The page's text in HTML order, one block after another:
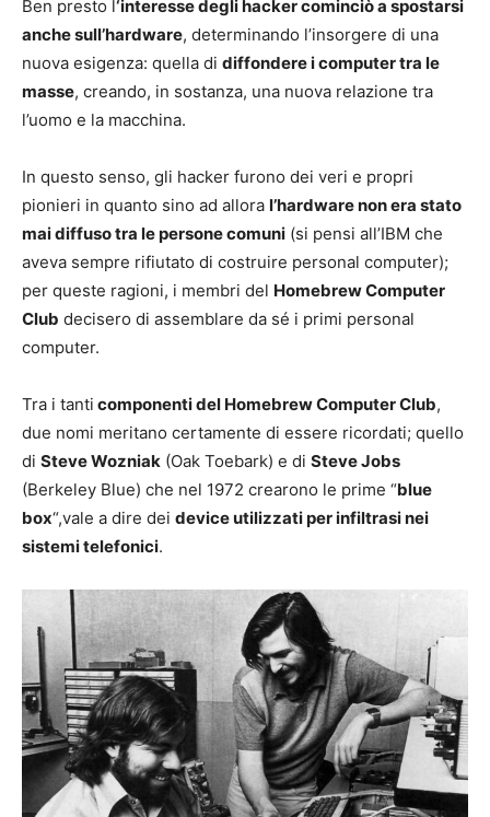
Ben presto l‘interesse degli hacker cominciò a spostarsi
anche sull’hardware, determinando l’insorgere di una
nuova esigenza: quella di diffondere i computer tra le
masse, creando, in sostanza, una nuova relazione tra
l’uomo e la macchina.
In questo senso, gli hacker furono dei veri e propri
pionieri in quanto sino ad allora l’hardware non era stato
mai diffuso tra le persone comuni (si pensi all’IBM che
aveva sempre rifiutato di costruire personal computer);
per queste ragioni, i membri del Homebrew Computer
Club decisero di assemblare da sé i primi personal
computer.
Tra i tanti componenti del Homebrew Computer Club,
due nomi meritano certamente di essere ricordati; quello
di Steve Wozniak (Oak Toebark) e di Steve Jobs
(Berkeley Blue) che nel 1972 crearono le prime “blue
box“,vale a dire dei device utilizzati per infiltrasi nei
sistemi telefonici.